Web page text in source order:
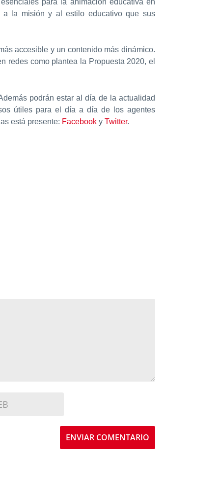
a la misión y al estilo educativo que sus
accesible y un contenido más dinámico.
redes como plantea la Propuesta 2020, el
podrán estar al día de la actualidad
útiles para el día a día de los agentes
está presente: Facebook y Twitter.
ENVIAR COMENTARIO